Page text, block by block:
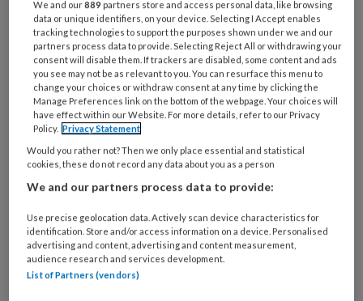
artikelen gratis per maand
Al een account of abonnement?Log dan in
Wat
is
je
e-
mailadres?
* *
Kies
wachtwoord* *
Kies
je
functie *
We and our889 partners store and access personal data, like browsing
data or unique identifiers, on your device. Selecting I Accept enables
tracking technologies to support the purposes shown under we and our
partners process data to provide. Selecting Reject All or withdrawing your
consent will disable them. If trackers are disabled, some content and ads
you see may not be as relevant to you. You can resurface this menu to
change your choices or withdraw consent at any time by clicking the
Manage Preferences link on the bottom of the webpage. Your choices will
have effect within our Website. For more details, refer to our Privacy
Policy. Privacy Statement
Would you rather not? Then we only place essential and statistical
cookies, these do not record any data about you as a person
We and our partners process data to provide:
Use precise geolocation data. Actively scan device characteristics for
identification. Store and/or access information on a device. Personalised
advertising and content, advertising and content measurement,
audience research and services development.
List of Partners (vendors)